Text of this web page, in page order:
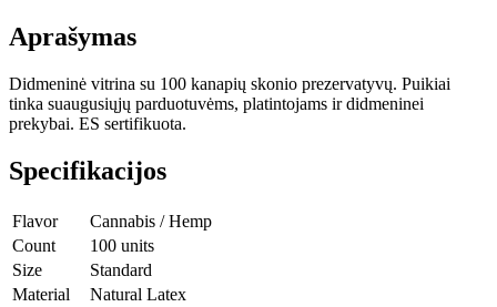
Aprašymas
Didmeninė vitrina su 100 kanapių skonio prezervatyvų. Puikiai
tinka suaugusiųjų parduotuvėms, platintojams ir didmeninei
prekybai. ES sertifikuota.
Specifikacijos
Flavor
Cannabis / Hemp
Count
100 units
Size
Standard
Material
Natural Latex